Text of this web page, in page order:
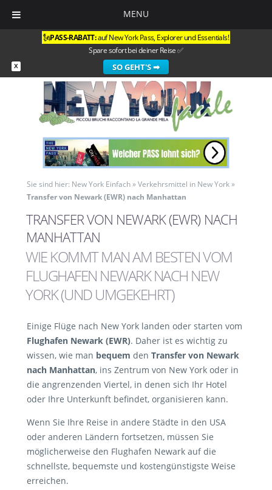
MENU
X
🗽PASS-RABATT:aufNew York Pass, ExplorerundEssentials!
Spare sofort bei deiner Reise ✅
SO GEHT'S ➡
Sie sind hier: New York Einfach»Verkehrsmittel in New York»
Transfer von Newark (EWR) nach Manhattan
TRANSFER VON NEWARK (EWR) NACH
MANHATTAN
WIE KOMMT MAN AM BESTEN VOM
FLUGHAFEN NEWARK NACH NEW
YORK (UND UMGEKEHRT)
Einige Flüge nach New York landen oder starten vom
Flughafen Newark (EWR). Daher ist es wichtig zu
wissen, wie man bequem den Transfer von Newark
nach Manhattan, ins Zentrum von New York oder in
die angrenzenden Viertel, in denen sich Ihr Hotel
oder Ihre Unterkunft befindet, organisieren kann.
Wenn Sie Ihre Reise in andere Städte in den USA
oder anderen Ländern fortsetzen, müssen Sie
möglicherweise den Flughafen Newark auf die
schnellste, bequemste und kostengünstigste Weise
erreichen.